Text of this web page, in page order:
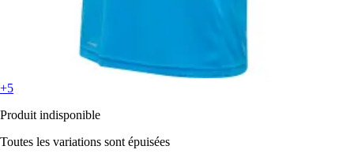
+5
Produit indisponible
Toutes les variations sont épuisées